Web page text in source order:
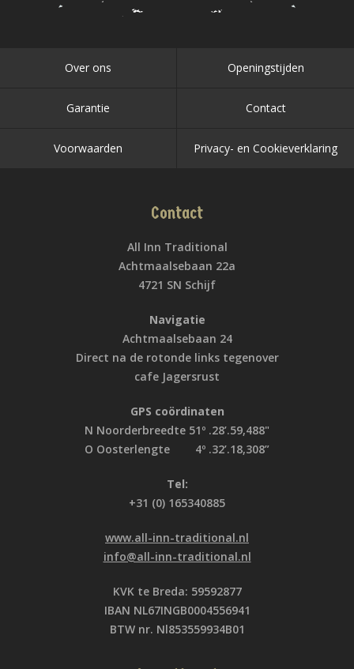
Over ons Openingstijden
Garantie Contact
Voorwaarden Privacy- en Cookieverklaring
Contact
All Inn Traditional
Achtmaalsebaan 22a
4721 SN Schijf
Navigatie
Achtmaalsebaan 24
Direct na de rotonde links tegenover
cafe Jagersrust
GPS coördinaten
N Noorderbreedte 51º .28’.59,488"
O Oosterlengte 4º .32’.18,308”
Tel:
+31 (0) 165340885
www.all-inn-traditional.nl
info@all-inn-traditional.nl
KVK te Breda: 59592877
IBAN NL67INGB0004556941
BTW nr. Nl853559934B01